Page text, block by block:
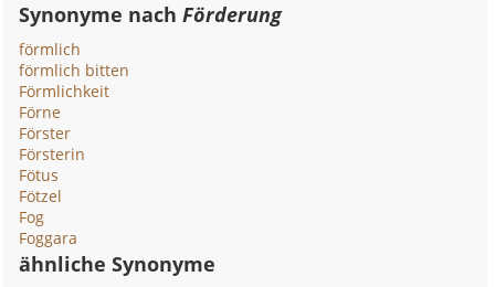
Synonyme nachFörderung
förmlich
förmlich bitten
Förmlichkeit
Förne
Förster
Försterin
Fötus
Fötzel
Fog
Foggara
ähnliche Synonyme